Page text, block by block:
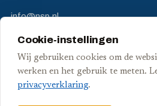
info@nsp.nl
2595 BM Den Haag
Cookie-instellingen
Wij gebruiken cookies om de
werken en het gebruik te meten.
privacyverklaring.